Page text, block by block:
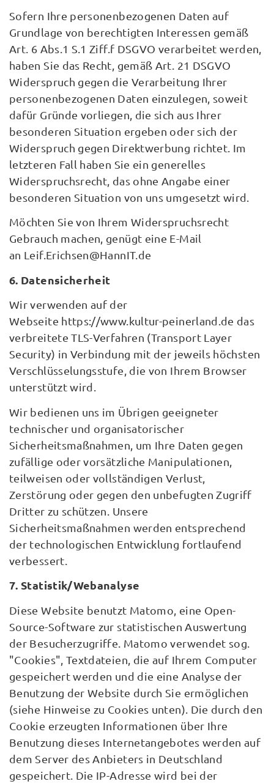
Sofern Ihre personenbezogenen Daten auf
Grundlage von berechtigten Interessen gemäß
Art. 6 Abs.1 S.1 Ziff.f DSGVO verarbeitet werden,
haben Sie das Recht, gemäß Art. 21 DSGVO
Widerspruch gegen die Verarbeitung Ihrer
personenbezogenen Daten einzulegen, soweit
dafür Gründe vorliegen, die sich aus Ihrer
besonderen Situation ergeben oder sich der
Widerspruch gegen Direktwerbung richtet. Im
letzteren Fall haben Sie ein generelles
Widerspruchsrecht, das ohne Angabe einer
besonderen Situation von uns umgesetzt wird.
Möchten Sie von Ihrem Widerspruchsrecht
Gebrauch machen, genügt eine E-Mail
an Leif.Erichsen@HannIT.de
6. Datensicherheit
Wir verwenden auf der
Webseite https://www.kultur-peinerland.de das
verbreitete TLS-Verfahren (Transport Layer
Security) in Verbindung mit der jeweils höchsten
Verschlüsselungsstufe, die von Ihrem Browser
unterstützt wird.
Wir bedienen uns im Übrigen geeigneter
technischer und organisatorischer
Sicherheitsmaßnahmen, um Ihre Daten gegen
zufällige oder vorsätzliche Manipulationen,
teilweisen oder vollständigen Verlust,
Zerstörung oder gegen den unbefugten Zugriff
Dritter zu schützen. Unsere
Sicherheitsmaßnahmen werden entsprechend
der technologischen Entwicklung fortlaufend
verbessert.
7. Statistik/Webanalyse
Diese Website benutzt Matomo, eine Open-
Source-Software zur statistischen Auswertung
der Besucherzugriffe. Matomo verwendet sog.
"Cookies", Textdateien, die auf Ihrem Computer
gespeichert werden und die eine Analyse der
Benutzung der Website durch Sie ermöglichen
(siehe Hinweise zu Cookies unten). Die durch den
Cookie erzeugten Informationen über Ihre
Benutzung dieses Internetangebotes werden auf
dem Server des Anbieters in Deutschland
gespeichert. Die IP-Adresse wird bei der